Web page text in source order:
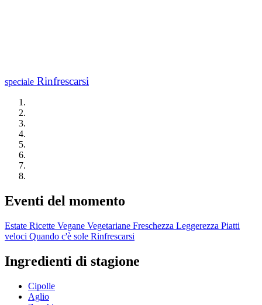
speciale Rinfrescarsi
Eventi del momento
Estate Ricette Vegane Vegetariane Freschezza Leggerezza Piatti
veloci Quando c'è sole Rinfrescarsi
Ingredienti di stagione
Cipolle
Aglio